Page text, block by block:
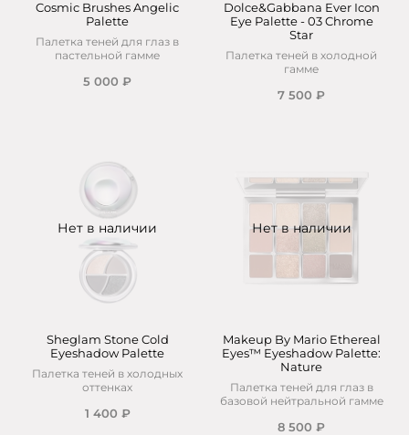
Cosmic Brushes Angelic
Palette
Палетка теней для глаз в
пастельной гамме
5 000 ₽
Dolce&Gabbana Ever Icon
Eye Palette - 03 Chrome
Star
Палетка теней в холодной
гамме
7 500 ₽
Нет в наличии
Sheglam Stone Cold
Eyeshadow Palette
Палетка теней в холодных
оттенках
1 400 ₽
Нет в наличии
Makeup By Mario Ethereal
Eyes™ Eyeshadow Palette:
Nature
Палетка теней для глаз в
базовой нейтральной гамме
8 500 ₽